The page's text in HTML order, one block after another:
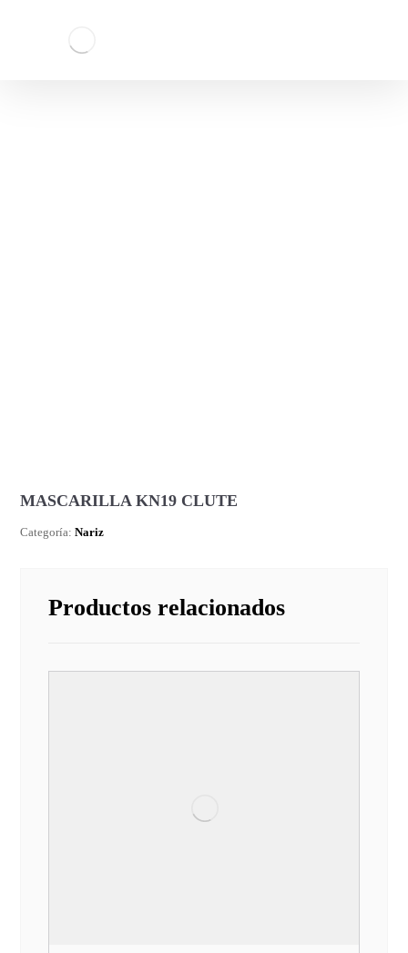
MASCARILLA KN19 CLUTE
Categoría:Nariz
Productos relacionados